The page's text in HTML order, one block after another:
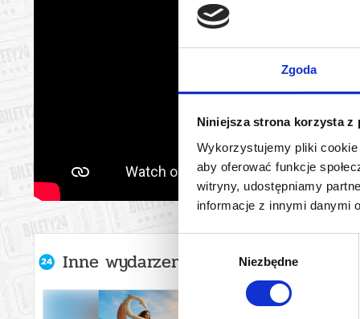
Zgoda
Niniejsza strona korzysta z
Wykorzystujemy pliki
aby oferować funkcje
witryny, udostępniamy
informacje z innymi danymi
zgody
Niezbędne
Inne wydarzenia organizatora